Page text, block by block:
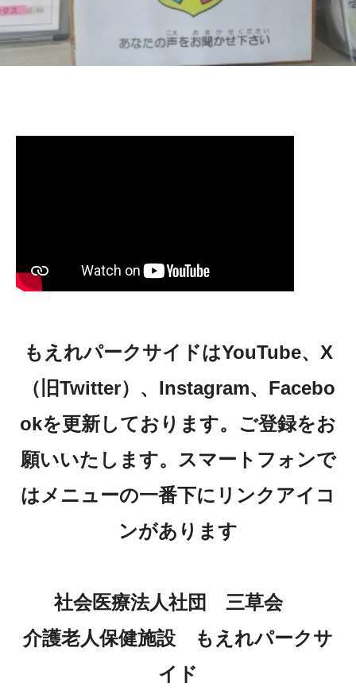
もえれパークサイドはYouTube、X
（旧Twitter）、Instagram、Facebo
okを更新しております。ご登録をお
願いいたします。スマートフォンで
はメニューの一番下にリンクアイコ
ンがあります
社会医療法人社団 三草会
介護老人保健施設 もえれパークサ
イド